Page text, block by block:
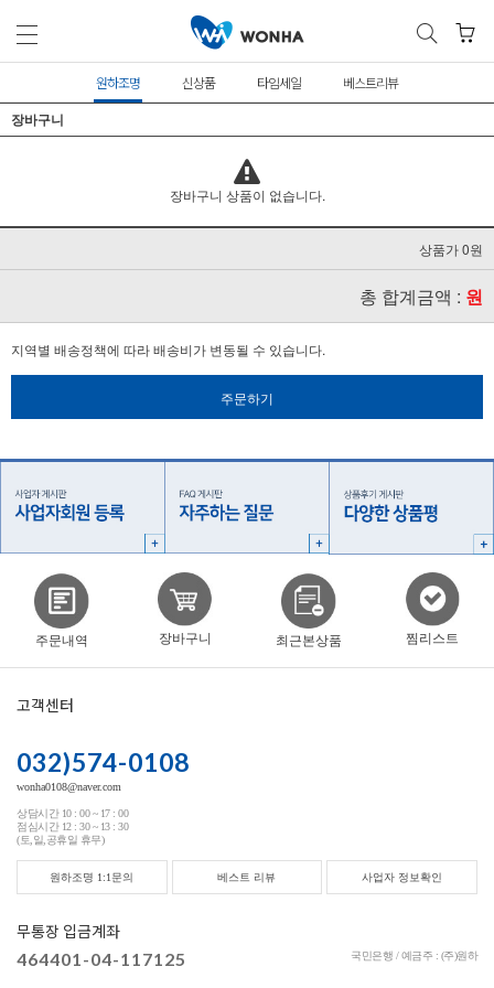
원하조명 신상품 타임세일 베스트리뷰
장바구니
장바구니 상품이 없습니다.
상품가 0원
총 합계금액 : 원
지역별 배송정책에 따라 배송비가 변동될 수 있습니다.
주문하기
주문내역 장바구니 최근본상품 찜리스트
고객센터
032)574-0108
wonha0108@naver.com
상담시간 10 : 00 ~ 17 : 00
점심시간 12 : 30 ~ 13 : 30
(토,일,공휴일 휴무)
원하조명 1:1문의 베스트 리뷰 사업자 정보확인
무통장 입금계좌
464401-04-117125 국민은행 / 예금주 : (주)원하